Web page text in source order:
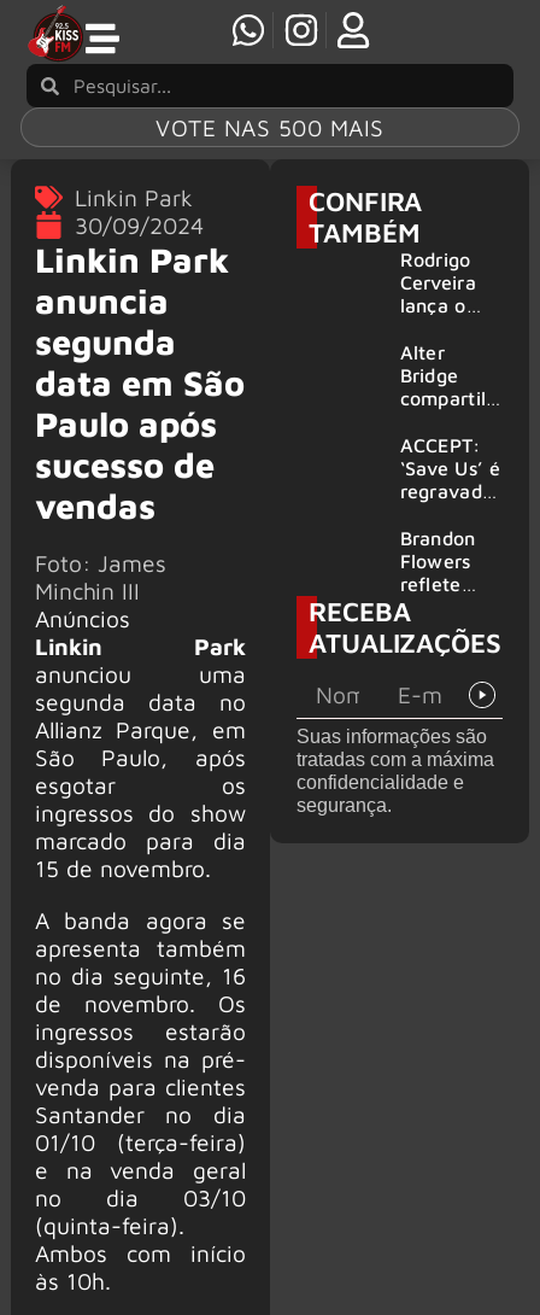
VOTE NAS 500 MAIS
Linkin Park
30/09/2024
Linkin Park
anuncia
segunda
data em São
Paulo após
sucesso de
vendas
Foto: James
Minchin III
Anúncios
Linkin Park
anunciou uma
segunda data no
Allianz Parque, em
São Paulo, após
esgotar os
ingressos do show
marcado para dia
15 de novembro.
A banda agora se
apresenta também
no dia seguinte, 16
de novembro. Os
ingressos estarão
disponíveis na pré-
venda para clientes
Santander no dia
01/10 (terça-feira)
e na venda geral
no dia 03/10
(quinta-feira).
Ambos com início
às 10h.
CONFIRA
TAMBÉM
Rodrigo
Cerveira
lança o
Searcher”
Alter
Bridge
compartilh
vivo de
“Fortress”
gravada
am Ring
2026
ACCEPT:
‘Save Us’ é
regravada
membros
do GHOST
e KORN
Brandon
Flowers
reflete
sobre o
futuro e
levanta
de de
deixar os
palcos
RECEBA
ATUALIZAÇÕES
Suas informações são
tratadas com a máxima
confidencialidade e
segurança.